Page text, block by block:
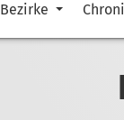
Bezirke